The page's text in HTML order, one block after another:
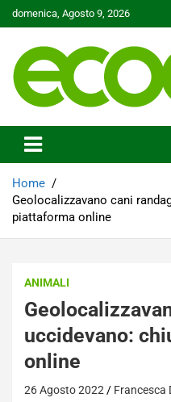
Skip
to
domenica, Agosto 9, 2026
Ecoo.it
Home
Geolocalizzavano cani
piattaforma online
ANIMALI
uccidevano:
online
26 Agosto 2022 Francesca